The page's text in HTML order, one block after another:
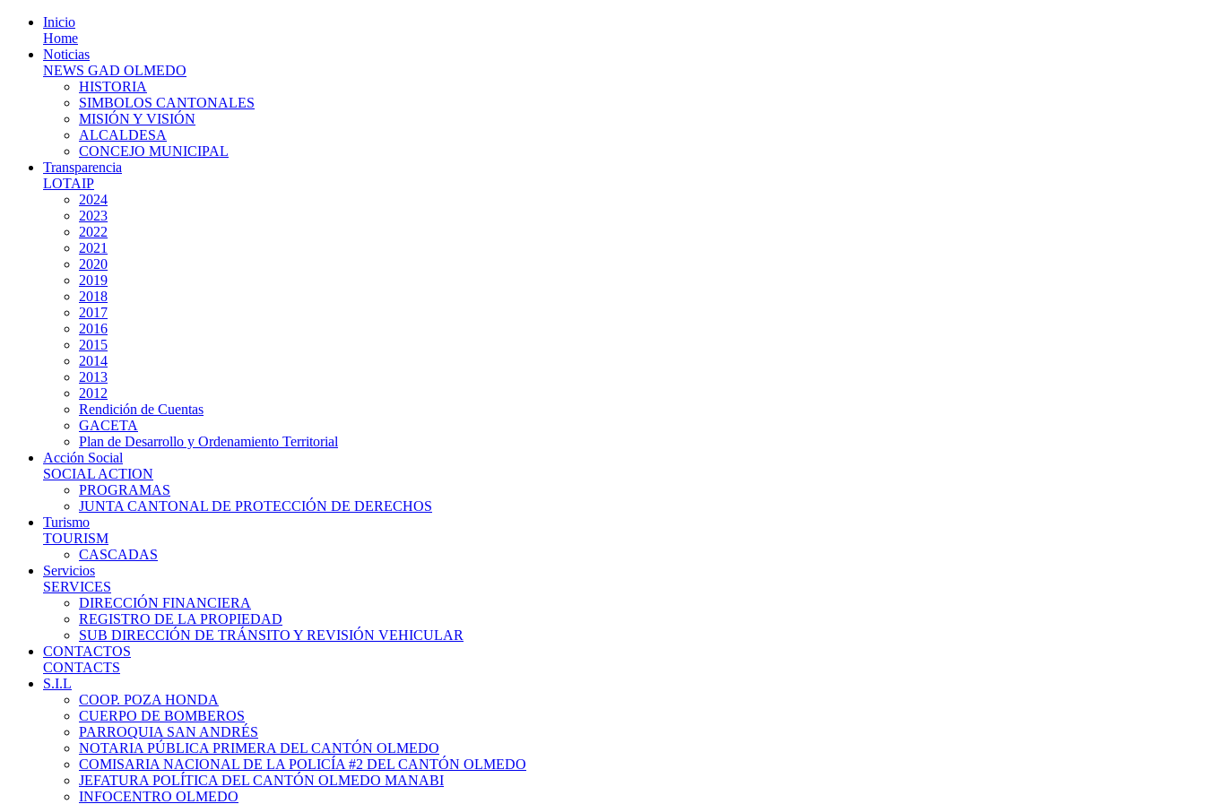
Inicio
Home
Noticias
NEWS GAD OLMEDO
HISTORIA
SIMBOLOS CANTONALES
MISIÓN Y VISIÓN
ALCALDESA
CONCEJO MUNICIPAL
Transparencia
LOTAIP
2024
2023
2022
2021
2020
2019
2018
2017
2016
2015
2014
2013
2012
Rendición de Cuentas
GACETA
Plan de Desarrollo y Ordenamiento Territorial
Acción Social
SOCIAL ACTION
PROGRAMAS
JUNTA CANTONAL DE PROTECCIÓN DE DERECHOS
Turismo
TOURISM
CASCADAS
Servicios
SERVICES
DIRECCIÓN FINANCIERA
REGISTRO DE LA PROPIEDAD
SUB DIRECCIÓN DE TRÁNSITO Y REVISIÓN VEHICULAR
CONTACTOS
CONTACTS
S.I.L
COOP. POZA HONDA
CUERPO DE BOMBEROS
PARROQUIA SAN ANDRÉS
NOTARIA PÚBLICA PRIMERA DEL CANTÓN OLMEDO
COMISARIA NACIONAL DE LA POLICÍA #2 DEL CANTÓN OLMEDO
JEFATURA POLÍTICA DEL CANTÓN OLMEDO MANABI
INFOCENTRO OLMEDO